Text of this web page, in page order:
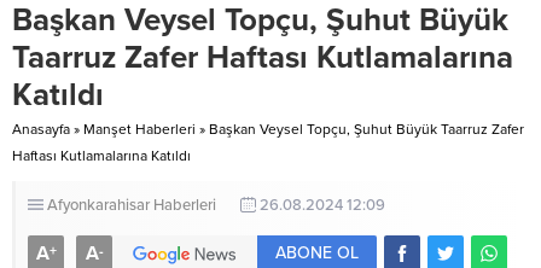
Başkan Veysel Topçu, Şuhut Büyük
Taarruz Zafer Haftası Kutlamalarına
Katıldı
Anasayfa » Manşet Haberleri » Başkan Veysel Topçu, Şuhut Büyük Taarruz Zafer
Haftası Kutlamalarına Katıldı
Afyonkarahisar Haberleri 26.08.2024 12:09
A+ A- ABONE OL